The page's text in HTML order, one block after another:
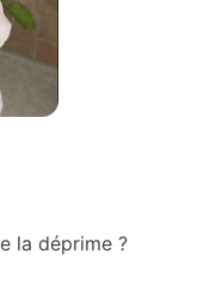
la déprime ?